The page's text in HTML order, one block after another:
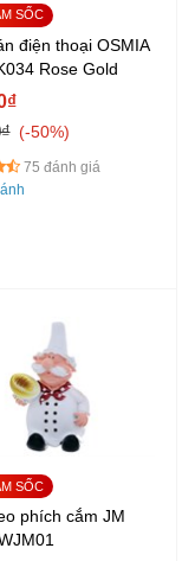
điện thoại OSMIA
Rose Gold
-50%
75 đánh giá
phích cắm JM